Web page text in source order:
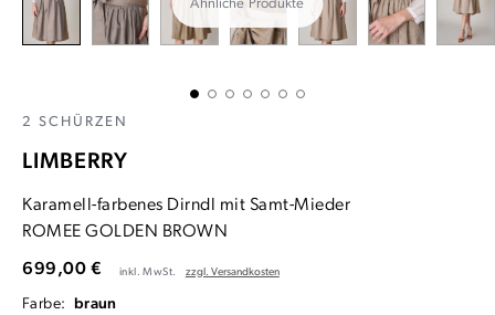
Ähnliche Produkte
2 SCHÜRZEN
LIMBERRY
Karamell-farbenes Dirndl mit Samt-Mieder
ROMEE GOLDEN BROWN
699,00 € inkl. MwSt. zzgl. Versandkosten
Farbe: braun